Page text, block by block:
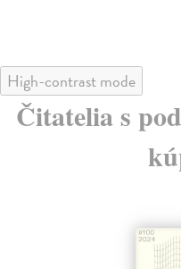
High-contrast mode
Čitatelia s